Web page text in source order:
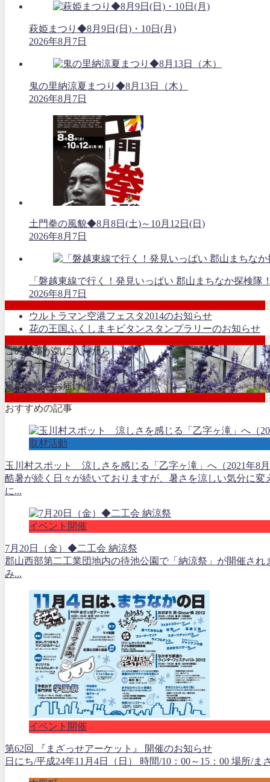
萩姫まつり◆8月9日(日)・10日(月)
2026年8月7日
鬼の里納涼夏まつり◆8月13日（木）
2026年8月7日
土門拳の風貌◆8月8日(土)～10月12日(日)
2026年8月7日
「磐越東線で行く！発見いっぱい 郡山まちなか探検隊
2026年8月7日
ウルトラマン空港フェスタ2014のお知らせ
花の王国ふくしまキビタンスタンプラリーのお知らせ
この記事が気に入ったら
フォローしよう
最新情報をお届けします
おすすめの記事
取材活動
玉川村スポット 涼しさを感じる「乙字ヶ滝」へ（2021年8
酷暑が続く日々が続いておりますが、暑さを涼しい気分に
に...
イベント開催
7月20日（金）◆二工会 納涼祭
郡山西部第二工業団地内の待池公園で「納涼祭」が開催さ
み...
イベント開催
第62回 『まざっせアーケット』 開催のお知らせ
日にち/平成24年11月4日（日） 時間/10：00～15：00 場所/